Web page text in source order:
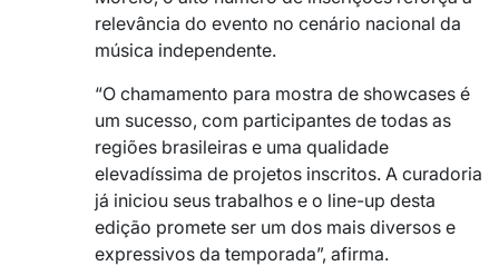
relevância do evento no cenário nacional da
música independente.
“O chamamento para mostra de showcases é
um sucesso, com participantes de todas as
regiões brasileiras e uma qualidade
elevadíssima de projetos inscritos. A curadoria
já iniciou seus trabalhos e o line-up desta
edição promete ser um dos mais diversos e
expressivos da temporada”, afirma.